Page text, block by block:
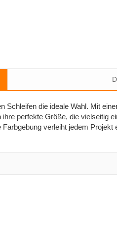
Schleifen die ideale Wahl. Mit
perfekte Größe, die vielseitig
verleiht jedem